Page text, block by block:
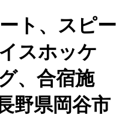
ト、スピー
スホッケ
、合宿施
野県岡谷市